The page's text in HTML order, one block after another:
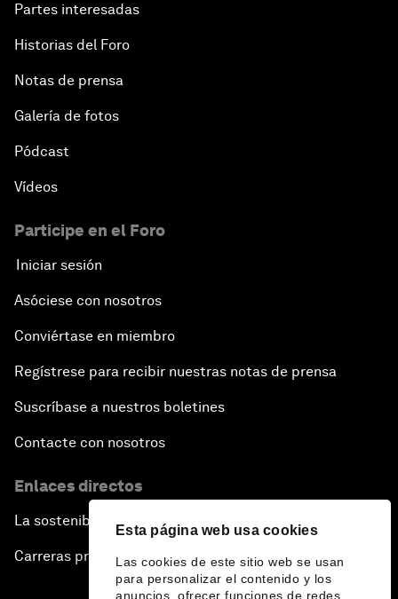
Esta página web usa cookies
Las cookies de este sitio web se usan
para personalizar el contenido y los
anuncios, ofrecer funciones de redes
Partes interesadas
Historias del Foro
Notas de prensa
Galería de fotos
Pódcast
Vídeos
Participe en el Foro
Iniciar sesión
Asóciese con nosotros
Conviértase en miembro
Regístrese para recibir nuestras notas de prensa
Suscríbase a nuestros boletines
Contacte con nosotros
Enlaces directos
La sostenibilidad en el Foro
Carreras profesionales